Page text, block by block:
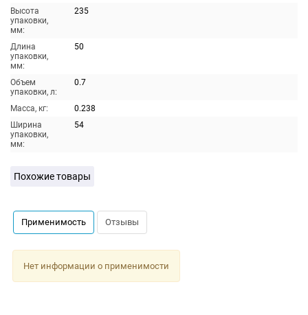
Высота
упаковки,
мм:
235
Длина
упаковки,
мм:
50
Объем
упаковки, л:
0.7
Масса, кг:
0.238
Ширина
упаковки,
мм:
54
Похожие товары
Применимость Отзывы
Нет информации о применимости